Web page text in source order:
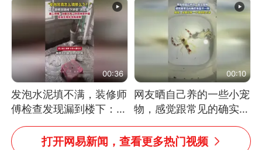
教！
00:36
发泡水泥填不满，装修师
傅检查发现漏到楼下：出
风口未延伸到外墙
00:10
网友晒自己养的一些小宠
物，感觉跟常见的确实有
些不一样
打开网易新闻，查看更多热门视频